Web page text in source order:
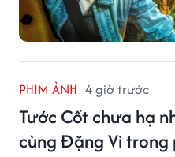
PHIM ẢNH 4 giờ trước
Tước Cốt chưa hạ
cùng Đặng Vi trong